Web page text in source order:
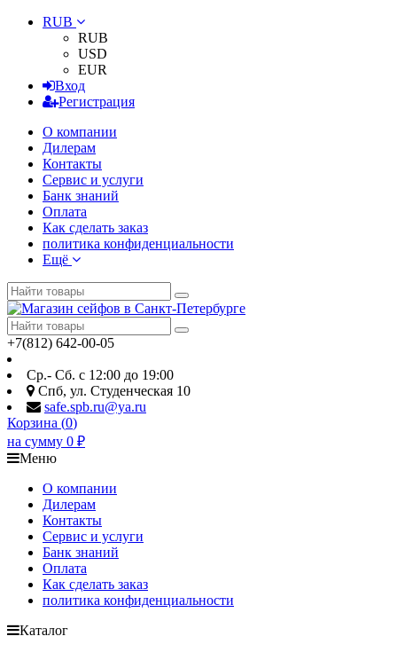
RUB
RUB
USD
EUR
Вход
Регистрация
О компании
Дилерам
Контакты
Сервис и услуги
Банк знаний
Оплата
Как сделать заказ
политика конфиденциальности
Ещё
+7(812) 642-00-05
Ср.- Сб. с 12:00 до 19:00
Спб, ул. Студенческая 10
safe.spb.ru@ya.ru
Корзина (0)
на сумму 0 ₽
Меню
О компании
Дилерам
Контакты
Сервис и услуги
Банк знаний
Оплата
Как сделать заказ
политика конфиденциальности
Каталог